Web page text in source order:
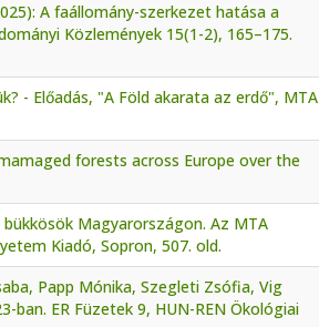
A faállomány-szerkezet hatása a
Közlemények 15(1-2), 165–175.
- Előadás, "A Föld akarata az erdő", MTA
forests across Europe over the
Magyarországon. Az MTA
Kiadó, Sopron, 507. old.
Papp Mónika, Szegleti Zsófia, Vig
ban. ER Füzetek 9, HUN-REN Ökológiai